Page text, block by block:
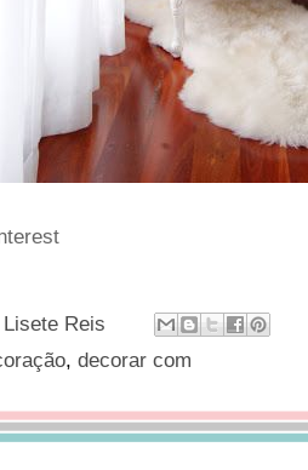
Lisete Reis
, decorar com